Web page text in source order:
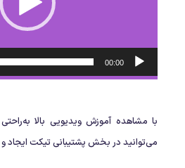
00:00
با مشاهده آموزش ویدیویی بالا
می‌توانید در بخش پشتیبانی تیکت ایجاد و